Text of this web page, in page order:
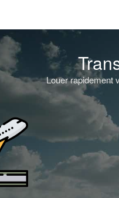
Louer rapidement